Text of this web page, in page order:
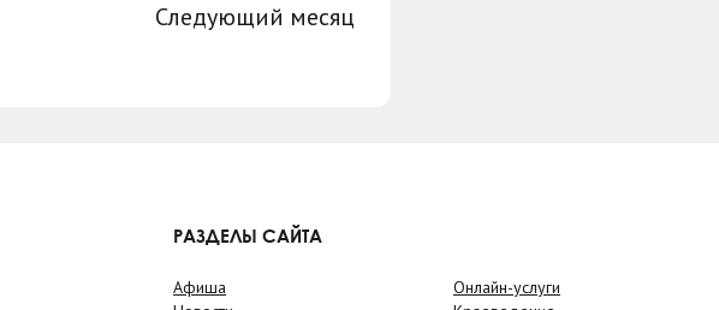
Следующий месяц
РАЗДЕЛЫ САЙТА
Афиша
Онлайн-услуги